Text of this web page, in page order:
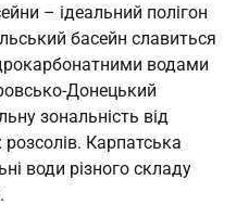
– ідеальний полігон
басейн славиться
водами
Донецький
зональність від
Карпатська
води різного складу